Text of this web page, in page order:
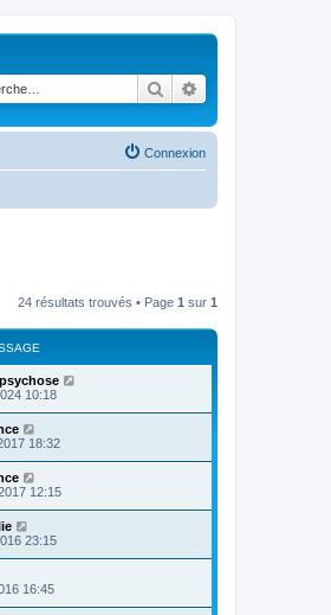
Rechercher
Connexion
24 résultats trouvés • Page 1 sur 1
10:18
18:32
12:15
23:15
16:45